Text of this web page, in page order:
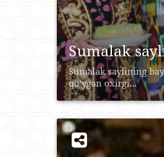
Sumalak
Sumalak saylining
qo‘ygan oxirgi...